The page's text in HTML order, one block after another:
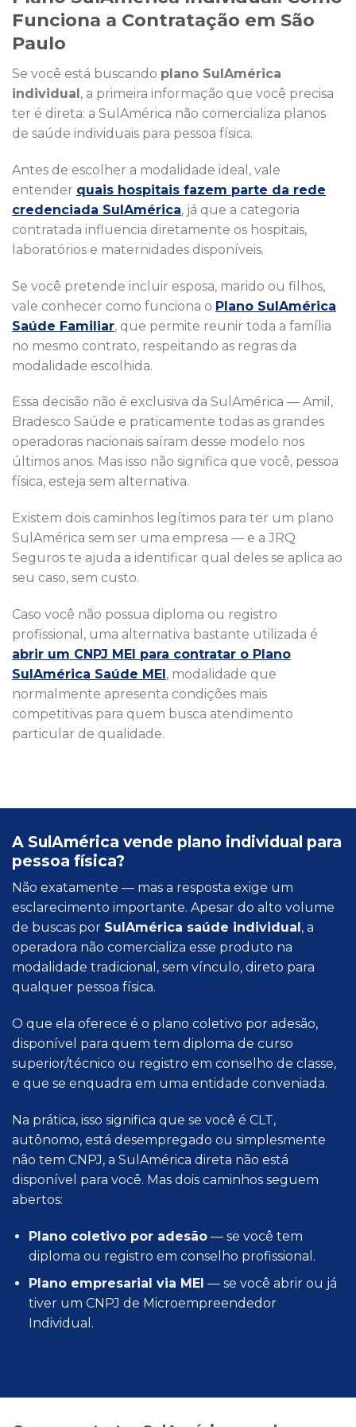
Funciona a Contratação em São
Paulo
Se você está buscando plano SulAmérica
individual, a primeira informação que você precisa
ter é direta: a SulAmérica não comercializa planos
de saúde individuais para pessoa física.
Antes de escolher a modalidade ideal, vale
entender quais hospitais fazem parte da rede
credenciada SulAmérica, já que a categoria
contratada influencia diretamente os hospitais,
laboratórios e maternidades disponíveis.
Se você pretende incluir esposa, marido ou filhos,
vale conhecer como funciona o Plano SulAmérica
Saúde Familiar, que permite reunir toda a família
no mesmo contrato, respeitando as regras da
modalidade escolhida.
Essa decisão não é exclusiva da SulAmérica — Amil,
Bradesco Saúde e praticamente todas as grandes
operadoras nacionais saíram desse modelo nos
últimos anos. Mas isso não significa que você, pessoa
física, esteja sem alternativa.
Existem dois caminhos legítimos para ter um plano
SulAmérica sem ser uma empresa — e a JRQ
Seguros te ajuda a identificar qual deles se aplica ao
seu caso, sem custo.
Caso você não possua diploma ou registro
profissional, uma alternativa bastante utilizada é
abrir um CNPJ MEI para contratar o Plano
SulAmérica Saúde MEI, modalidade que
normalmente apresenta condições mais
competitivas para quem busca atendimento
particular de qualidade.
A SulAmérica vende plano individual para
pessoa física?
Não exatamente — mas a resposta exige um
esclarecimento importante. Apesar do alto volume
de buscas por SulAmérica saúde individual , a
operadora não comercializa esse produto na
modalidade tradicional, sem vínculo, direto para
qualquer pessoa física.
O que ela oferece é o plano coletivo por adesão,
disponível para quem tem diploma de curso
superior/técnico ou registro em conselho de classe,
e que se enquadra em uma entidade conveniada.
Na prática, isso significa que se você é CLT,
autônomo, está desempregado ou simplesmente
não tem CNPJ, a SulAmérica direta não está
disponível para você. Mas dois caminhos seguem
abertos:
Plano coletivo por adesão— se você tem
diploma ou registro em conselho profissional.
Plano empresarial via MEI — se você abrir ou já
tiver um CNPJ de Microempreendedor
Individual.